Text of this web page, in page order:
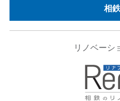
相
リノベーシ